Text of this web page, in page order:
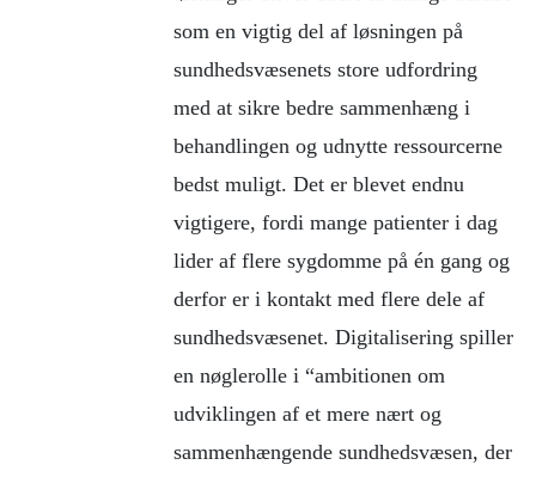
som en vigtig del af løsningen på
sundhedsvæsenets store udfordring
med at sikre bedre sammenhæng i
behandlingen og udnytte ressourcerne
bedst muligt. Det er blevet endnu
vigtigere, fordi mange patienter i dag
lider af flere sygdomme på én gang og
derfor er i kontakt med flere dele af
sundhedsvæsenet. Digitalisering spiller
en nøglerolle i “ambitionen om
udviklingen af et mere nært og
sammenhængende sundhedsvæsen, der